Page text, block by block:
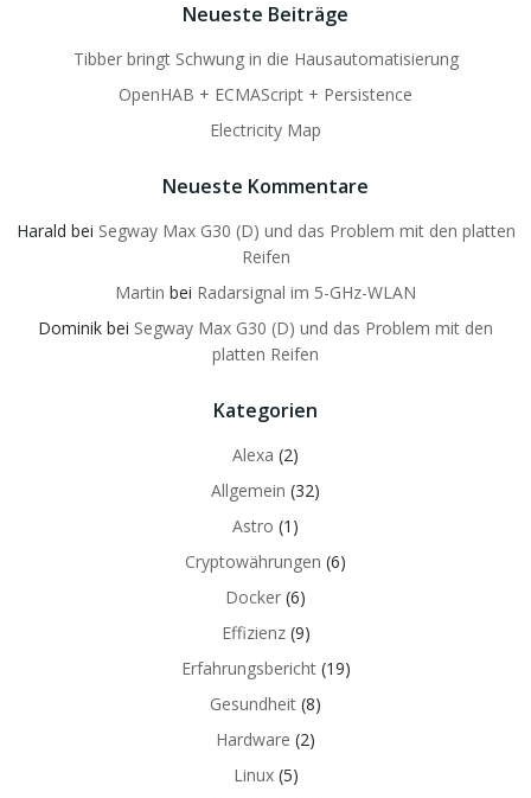
Neueste Beiträge
Tibber bringt Schwung in die Hausautomatisierung
OpenHAB + ECMAScript + Persistence
Electricity Map
Neueste Kommentare
Harald bei Segway Max G30 (D) und das Problem mit den platten
Reifen
Martin bei Radarsignal im 5-GHz-WLAN
Dominik bei Segway Max G30 (D) und das Problem mit den
platten Reifen
Kategorien
Alexa (2)
Allgemein (32)
Astro (1)
Cryptowährungen (6)
Docker (6)
Effizienz(9)
Erfahrungsbericht(19)
Gesundheit (8)
Hardware (2)
Linux(5)